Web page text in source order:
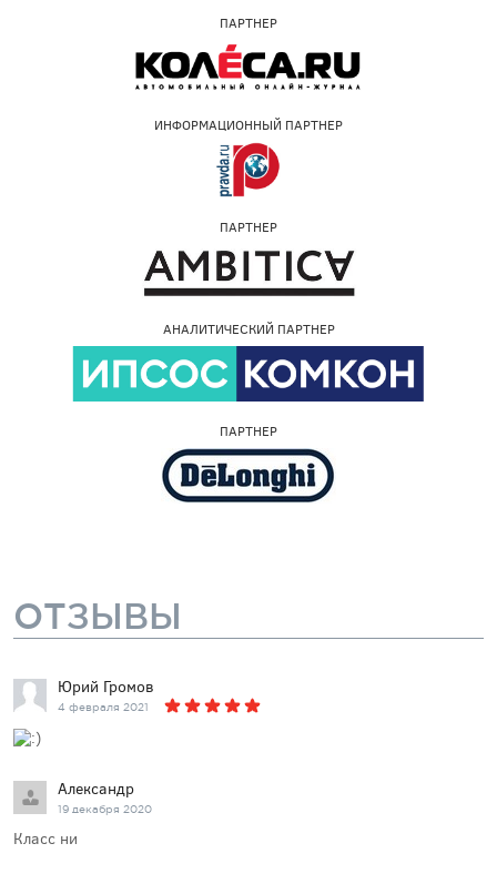
ПАРТНЕР
ИНФОРМАЦИОННЫЙ ПАРТНЕР
ПАРТНЕР
АНАЛИТИЧЕСКИЙ ПАРТНЕР
ПАРТНЕР
ОТЗЫВЫ
4 февраля 2021
Юрий Громов
19 декабря 2020
Александр
Класс ни